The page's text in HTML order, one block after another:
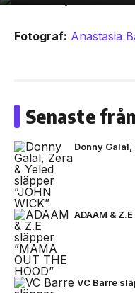
Fotograf: Anastasia
Senaste
Donny Galal,
ADAAM &
VC Barre